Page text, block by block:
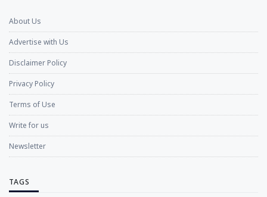
About Us
Advertise with Us
Disclaimer Policy
Privacy Policy
Terms of Use
Write for us
Newsletter
TAGS